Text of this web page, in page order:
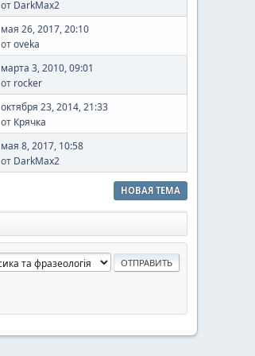
от DarkMax2
мая 26, 2017, 20:10
отoveka
марта 3, 2010, 09:01
от rocker
октября 23, 2014, 21:33
от Крячка
мая 8, 2017, 10:58
от DarkMax2
НОВАЯ ТЕМА